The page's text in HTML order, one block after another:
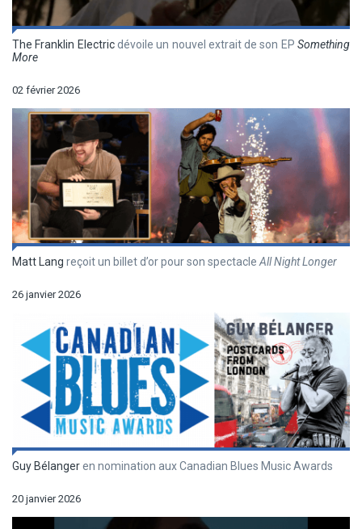
The Franklin Electricdévoile un nouvel extrait de son EPSomething
More
02 février 2026
Matt Lang reçoit un billet d’or pour son spectacle All Night Longer
26 janvier 2026
Guy Bélangeren nomination aux Canadian Blues Music Awards
20 janvier 2026